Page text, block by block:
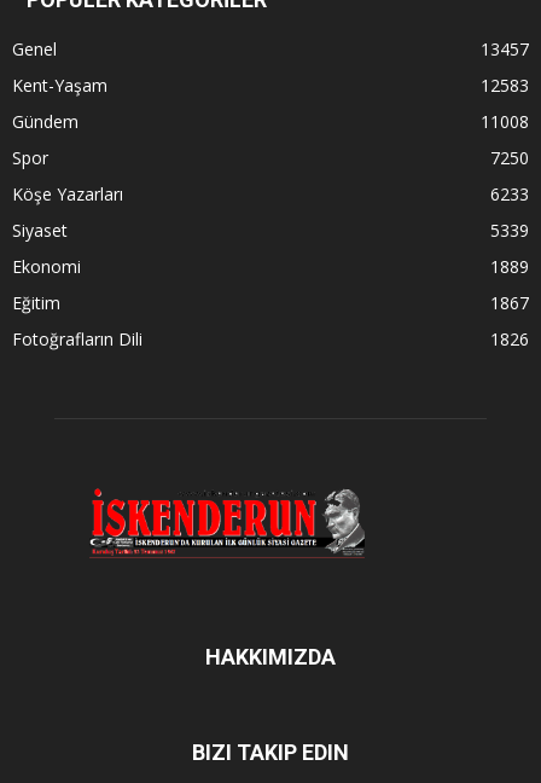
Genel
13457
Kent-Yaşam
12583
Gündem
11008
Spor
7250
Köşe Yazarları
6233
Siyaset
5339
Ekonomi
1889
Eğitim
1867
Fotoğrafların Dili
1826
HAKKIMIZDA
BIZI TAKIP EDIN